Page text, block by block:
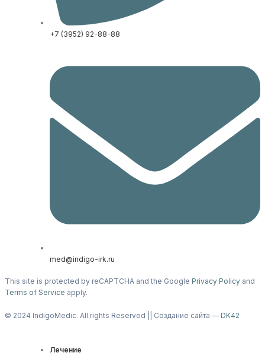
+7 (3952) 92-88-88
med@indigo-irk.ru
This site is protected by reCAPTCHA and the Google Privacy Policy and
Terms of Service apply.
© 2024 IndigoMedic. All rights Reserved || Создание сайта — DK42
Лечение